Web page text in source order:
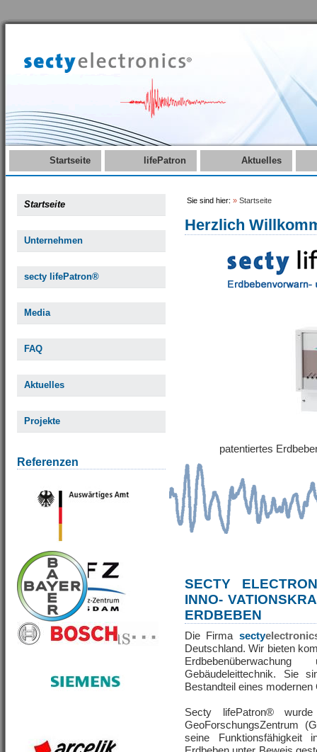
Startseite lifePatron Aktuelles
Startseite
Unternehmen
secty lifePatron®
Media
FAQ
Aktuelles
Projekte
Referenzen
Sie sind hier: » Startseite
Herzlich
patentiertes
SECTY
INNO-
ERDBEBEN
Die Firma secty
Deutschland. Wir bieten
Gebäudeleittechnik. Sie
Bestandteil eines
Secty lifePatron®
GeoForschungsZentrum
seine Funktionsfähigkeit